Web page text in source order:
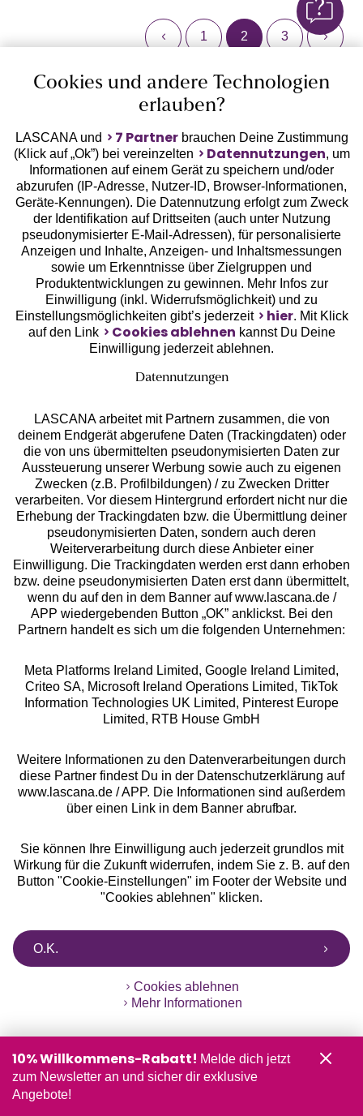
1 2 3
Minimizer und Optimizer von
LASCANA: Das gute Gefühl,
sich gut zu fühlen
Optimaler Tragekomfort und sinnliche Ausstrahlung -
das ist das, was sich jede Frau wünscht, die sich für
einen Büstenhalter und andere Dessous entscheidet.
Ob Minimizer BH, Optimizer BH, Wonderbra – Du willst
weder auf das Eine noch auf das Andere verzichten.
Warum auch? Die Kollektionen von LASCANA erfüllen
jeden Wunsch in Bezug auf Qualität und
Bequemlichkeit, ohne sündhaft teuer zu sein.
Schwarz - Klassisch elegant
Hautfarben- Gut in Kombination mit transparenter
Mehr lesen
deutschen Netzen
0800 - 600 40 30
service@lascana.de
* Mo - Fr: 08 - 20 Uhr; Sa: 09 - 17 Uhr; So: 09 - 14 Uhr.
Zahlarten
Rechnung **
Ratenkauf **
Versandart
Rabatt
Jetzt zum Newsletter anmelden und 10% Rabatt
sichern!
Cookies und andere Technologien
erlauben?
LASCANA und 7 Partnerbrauchen Deine Zustimmung
(Klick auf „Ok”) bei vereinzelten
Datennutzungen, um
Informationen auf einem Gerät zu speichern und/oder
abzurufen (IP-Adresse, Nutzer-ID, Browser-Informationen,
Geräte-Kennungen). Die Datennutzung erfolgt zum Zweck
der Identifikation auf Drittseiten (auch unter Nutzung
pseudonymisierter E-Mail-Adressen), für personalisierte
Anzeigen und Inhalte, Anzeigen- und Inhaltsmessungen
sowie um Erkenntnisse über Zielgruppen und
Produktentwicklungen zu gewinnen. Mehr Infos zur
Einwilligung (inkl. Widerrufsmöglichkeit) und zu
Einstellungsmöglichkeiten gibt’s jederzeit
hier. Mit Klick
auf den Link
Cookies ablehnen kannst Du Deine
Einwilligung jederzeit ablehnen.
Datennutzungen
LASCANA arbeitet mit Partnern zusammen, die von
deinem Endgerät abgerufene Daten (Trackingdaten) oder
die von uns übermittelten pseudonymisierten Daten zur
Aussteuerung unserer Werbung sowie auch zu eigenen
Zwecken (z.B. Profilbildungen) / zu Zwecken Dritter
verarbeiten. Vor diesem Hintergrund erfordert nicht nur die
Erhebung der Trackingdaten bzw. die Übermittlung deiner
pseudonymisierten Daten, sondern auch deren
Weiterverarbeitung durch diese Anbieter einer
Einwilligung. Die Trackingdaten werden erst dann erhoben
bzw. deine pseudonymisierten Daten erst dann übermittelt,
wenn du auf den in dem Banner auf www.lascana.de /
APP wiedergebenden Button „OK” anklickst. Bei den
Partnern handelt es sich um die folgenden Unternehmen:
Meta Platforms Ireland Limited, Google Ireland Limited,
Criteo SA, Microsoft Ireland Operations Limited, TikTok
Information Technologies UK Limited, Pinterest Europe
Limited, RTB House GmbH
Weitere Informationen zu den Datenverarbeitungen durch
diese Partner findest Du in der Datenschutzerklärung auf
www.lascana.de / APP. Die Informationen sind außerdem
über einen Link in dem Banner abrufbar.
Sie können Ihre Einwilligung auch jederzeit grundlos mit
Wirkung für die Zukunft widerrufen, indem Sie z. B. auf den
Button "Cookie-Einstellungen" im Footer der Website und
"Cookies ablehnen" klicken.
O.K.
Cookies ablehnen
Mehr Informationen
10% Willkommens-Rabatt! Melde dich jetzt
zum Newsletter an und sicher dir exklusive
Angebote!